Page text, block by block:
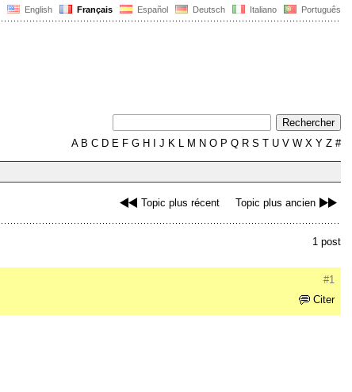
English Français Español Deutsch Italiano Português
AB C D E F G H J K L M N O P Q R S T U V W X Y Z #
Topic plus récent Topic plus ancien
1 post
#1
Citer